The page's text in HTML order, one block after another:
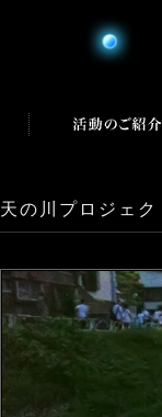
天の川プロジェ